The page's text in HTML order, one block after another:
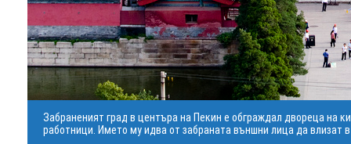
Забраненият град в центъра на Пекин е обграждал двореца на
работници. Името му идва от забраната външни лица да влизат